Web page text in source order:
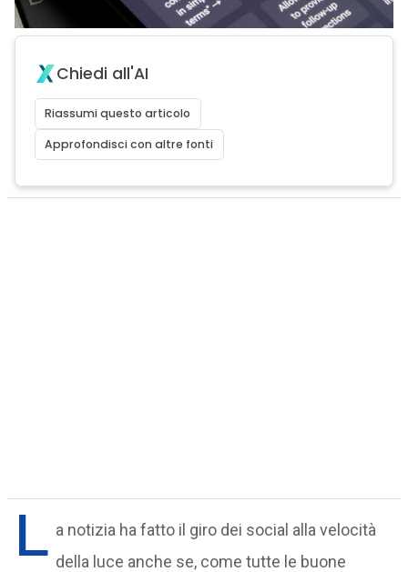
Chiedi all'AI
Riassumi questo articolo
Approfondisci con altre fonti
L a notizia ha fatto il giro dei social alla velocità
della luce anche se, come tutte le buone